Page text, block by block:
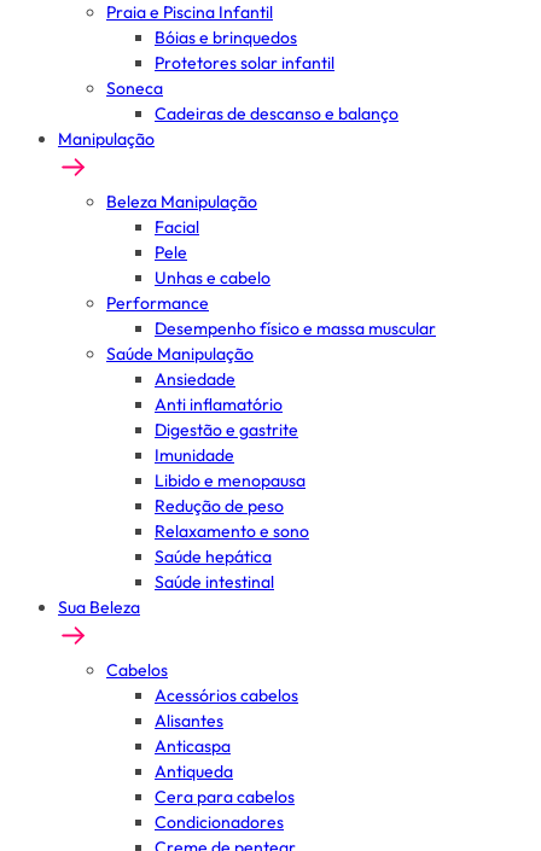
Praia e Piscina Infantil
Bóias e brinquedos
Protetores solar infantil
Soneca
Cadeiras de descanso e balanço
Manipulação
Beleza Manipulação
Facial
Pele
Unhas e cabelo
Performance
Desempenho físico e massa muscular
Saúde Manipulação
Ansiedade
Anti inflamatório
Digestão e gastrite
Imunidade
Libido e menopausa
Redução de peso
Relaxamento e sono
Saúde hepática
Saúde intestinal
Sua Beleza
Cabelos
Acessórios cabelos
Alisantes
Anticaspa
Antiqueda
Cera para cabelos
Condicionadores